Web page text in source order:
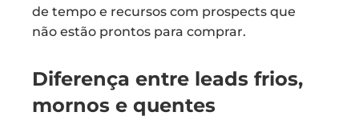
de tempo e recursos com prospects que
não estão prontos para comprar.
Diferença entre leads frios,
mornos e quentes